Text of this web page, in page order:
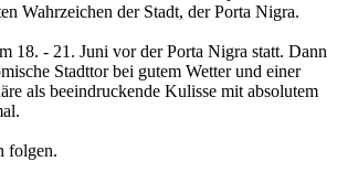
Wahrzeichen der Stadt, der Porta Nigra.
18. - 21. Juni vor der Porta Nigra statt. Dann
Stadttor bei gutem Wetter und einer
als beeindruckende Kulisse mit absolutem
folgen.